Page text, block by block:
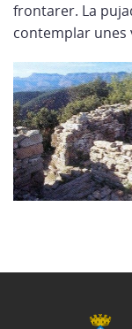
frontarer. La
contemplar unes